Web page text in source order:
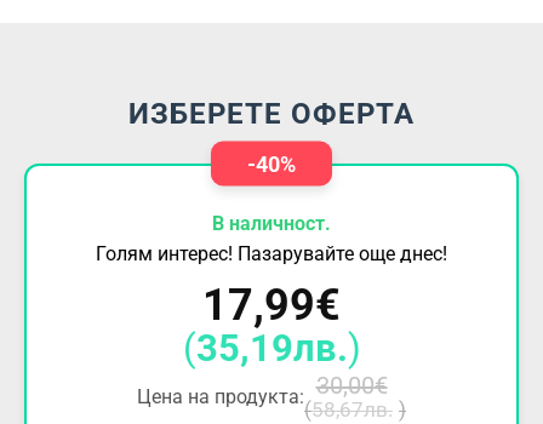
ИЗБЕРЕТЕ ОФЕРТА
-40%
В наличност.
Голям интерес! Пазарувайте още днес!
17,99€
(35,19лв.)
Цена на продукта: 30,00€
(58,67лв. )